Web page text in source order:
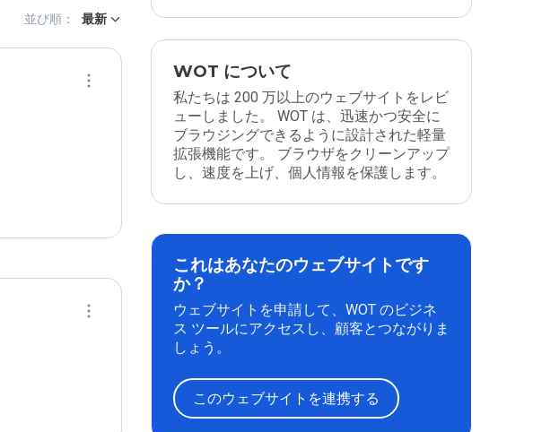
並び順： 最新
WOT について
私たちは 200 万以上のウェブサイトをレビ
ューしました。 WOT は、迅速かつ安全に
ブラウジングできるように設計された軽量
拡張機能です。 ブラウザをクリーンアップ
し、速度を上げ、個人情報を保護します。
これはあなたのウェブサイトです
か？
ウェブサイトを申請して、WOT のビジネ
ス ツールにアクセスし、顧客とつながりま
しょう。
このウェブサイトを連携する